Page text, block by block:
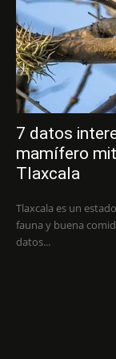
7 datos
mamífero
Tlaxcala
Tlaxcala es un
fauna y buena
datos...